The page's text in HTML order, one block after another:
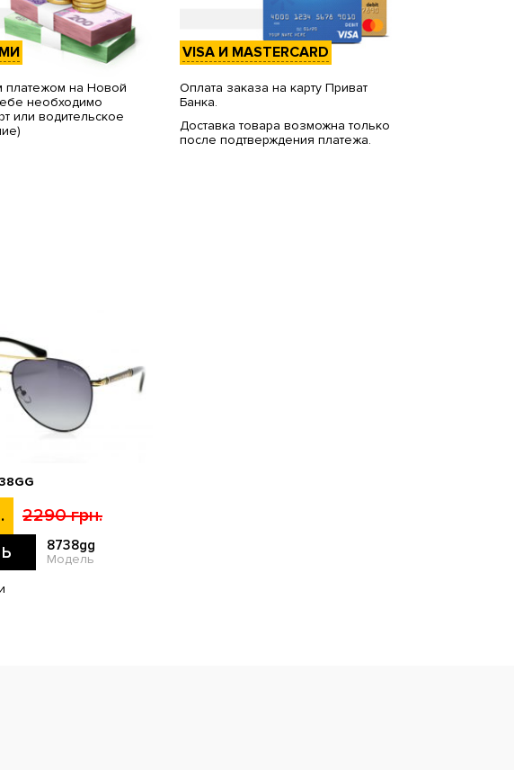
на Новой
необходимо
или водительское
VISA И MASTERCARD
Оплата заказа на карту Приват
Банка.
Доставка товара возможна только
после подтверждения платежа.
2290 грн.
8738gg
Модель